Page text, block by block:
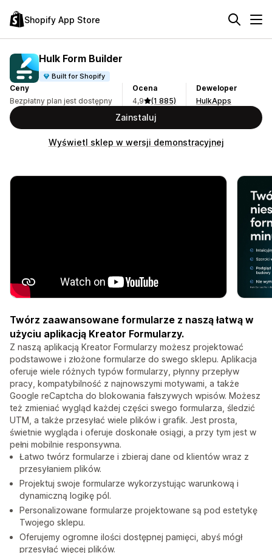
Shopify App Store
Hulk Form Builder
Built for Shopify
Ceny
Bezpłatny plan jest dostępny
Ocena
4,9
(1 885)
Deweloper
HulkApps
Zainstaluj
Wyświetl sklep w wersji demonstracyjnej
Twórz zaawansowane formularze z naszą łatwą w
użyciu aplikacją Kreator Formularzy.
Z naszą aplikacją Kreator Formularzy możesz projektować
podstawowe i złożone formularze do swego sklepu. Aplikacja
oferuje wiele różnych typów formularzy, płynny przepływ
pracy, kompatybilność z najnowszymi motywami, a także
Google reCaptcha do blokowania fałszywych wpisów. Możesz
też zmieniać wygląd każdej części swego formularza, śledzić
UTM, a także przesyłać wiele plików i grafik. Jest prosta,
świetnie wygląda i oferuje doskonałe osiągi, a przy tym jest w
pełni mobilnie responsywna.
Łatwo twórz formularze i zbieraj dane od klientów wraz z
przesyłaniem plików.
Projektuj swoje formularze wykorzystując warunkową i
dynamiczną logikę pól.
Personalizowane formularze projektowane są pod estetykę
Twojego sklepu.
Oferujemy ogromne ilości dostępnej pamięci, abyś mógł
przesyłać więcej plików.